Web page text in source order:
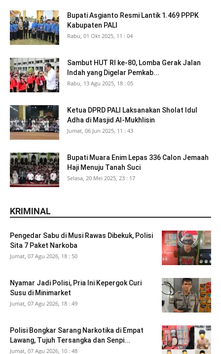
Bupati Asgianto Resmi Lantik 1.469 PPPK
Kabupaten PALI
Rabu, 01 Okt 2025, 11 : 04
Sambut HUT RI ke-80, Lomba Gerak Jalan
Indah yang Digelar Pemkab...
Rabu, 13 Agu 2025, 18 : 05
Ketua DPRD PALI Laksanakan Sholat Idul
Adha di Masjid Al-Mukhlisin
Jumat, 06 Jun 2025, 11 : 43
Bupati Muara Enim Lepas 336 Calon Jemaah
Haji Menuju Tanah Suci
Selasa, 20 Mei 2025, 23 : 17
KRIMINAL
Pengedar Sabu di Musi Rawas Dibekuk, Polisi
Sita 7 Paket Narkoba
Jumat, 07 Agu 2026, 18 : 50
Nyamar Jadi Polisi, Pria Ini Kepergok Curi
Susu di Minimarket
Jumat, 07 Agu 2026, 18 : 49
Polisi Bongkar Sarang Narkotika di Empat
Lawang, Tujuh Tersangka dan Senpi...
Jumat, 07 Agu 2026, 10 : 48